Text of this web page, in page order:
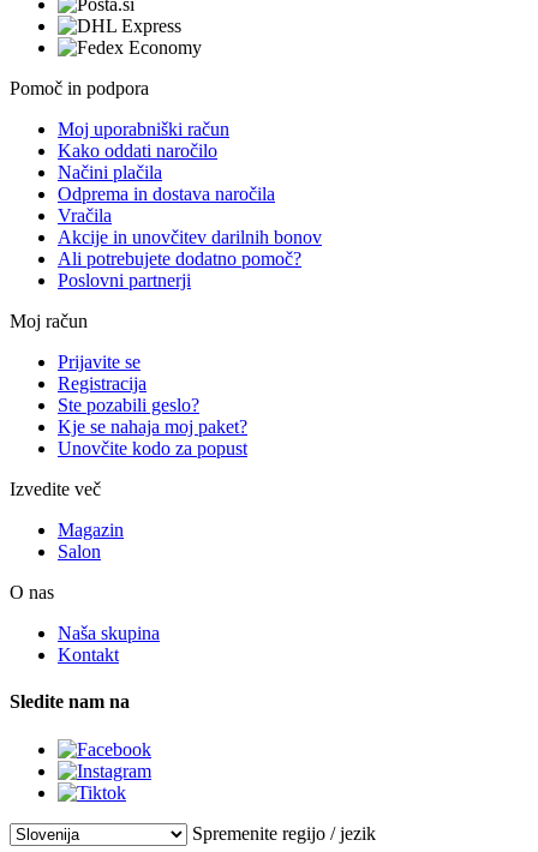
Pomoč in podpora
Moj uporabniški račun
Kako oddati naročilo
Načini plačila
Odprema in dostava naročila
Vračila
Akcije in unovčitev darilnih bonov
Ali potrebujete dodatno pomoč?
Poslovni partnerji
Moj račun
Prijavite se
Registracija
Ste pozabili geslo?
Kje se nahaja moj paket?
Unovčite kodo za popust
Izvedite več
Magazin
Salon
O nas
Naša skupina
Kontakt
Sledite nam na
Spremenite regijo / jezik